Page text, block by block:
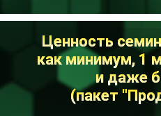
Ценность
как минимум, 1
и даже
(пакет